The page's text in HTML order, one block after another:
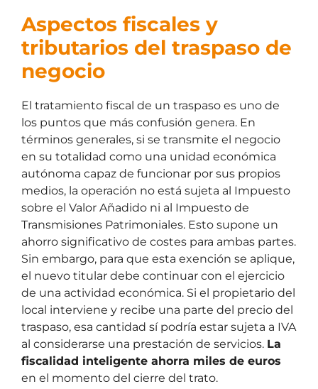
Aspectos fiscales y
tributarios del traspaso de
negocio
El tratamiento fiscal de un traspaso es uno de
los puntos que más confusión genera. En
términos generales, si se transmite el negocio
en su totalidad como una unidad económica
autónoma capaz de funcionar por sus propios
medios, la operación no está sujeta al Impuesto
sobre el Valor Añadido ni al Impuesto de
Transmisiones Patrimoniales. Esto supone un
ahorro significativo de costes para ambas partes.
Sin embargo, para que esta exención se aplique,
el nuevo titular debe continuar con el ejercicio
de una actividad económica. Si el propietario del
local interviene y recibe una parte del precio del
traspaso, esa cantidad sí podría estar sujeta a IVA
al considerarse una prestación de servicios. La
fiscalidad inteligente ahorra miles de euros
en el momento del cierre del trato.